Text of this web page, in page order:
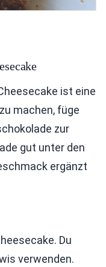
ist eine
machen, füge
zur
gut unter den
ergänzt
Du
verwenden.